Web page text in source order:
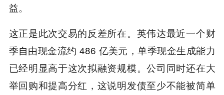
益。
这正是此次交易的反差所在。英伟达最近一个财
季自由现金流约 486 亿美元，单季现金生成能力
已经明显高于这次拟融资规模。公司同时还在大
举回购和提高分红，这说明发债至少不能被简单